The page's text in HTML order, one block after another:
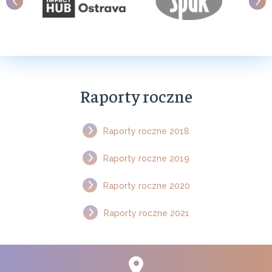
Raporty roczne
Raporty roczne 2018
Raporty roczne 2019
Raporty roczne 2020
Raporty roczne 2021